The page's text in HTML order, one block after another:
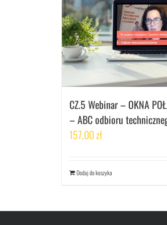
CZ.5 Webinar – OKNA
– ABC odbioru
157,00zł
Dodaj do koszyka